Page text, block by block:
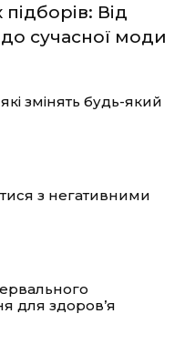
підборів: Від
сучасної моди
змінять будь-який
з негативними
для здоров’я